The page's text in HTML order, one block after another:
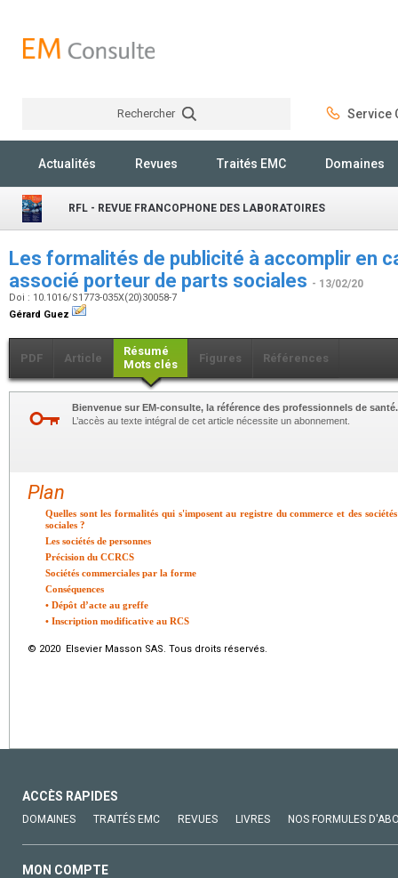
Rechercher Service
Actualités Revues Traités EMC Domaines
RFL - REVUE FRANCOPHONE DES LABORATOIRES
Les formalités de publicité à accomplir en
associé porteur de parts sociales - 13/02/20
Doi : 10.1016/S1773-035X(20)30058-7
Gérard Guez
PDF Article
Résumé
Mots clés
Figures Références
Bienvenue sur EM-consulte, la référence des professionnels de santé.
L’accès au texte intégral de cet article nécessite un abonnement.
Plan
Quelles sont les formalités qui s'imposent au registre du commerce et des
sociales ?
Les sociétés de personnes
Précision du CCRCS
Sociétés commerciales par la forme
Conséquences
• Dépôt d’acte au greffe
• Inscription modificative au RCS
© 2020 Elsevier Masson SAS. Tous droits réservés.
ACCÈS RAPIDES
DOMAINES TRAITÉS EMC REVUES LIVRES NOS FORMULES
MON COMPTE